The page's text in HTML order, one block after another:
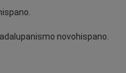
novohispano.